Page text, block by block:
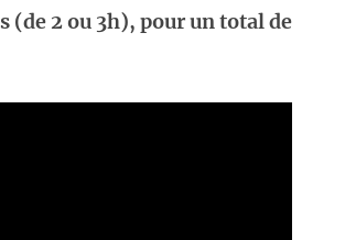
(de 2 ou 3h), pour un total de